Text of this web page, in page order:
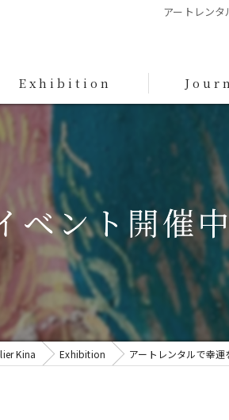
アートレン
Exhibition
ベント開催
Kina Exhibition アートレンタルで幸運